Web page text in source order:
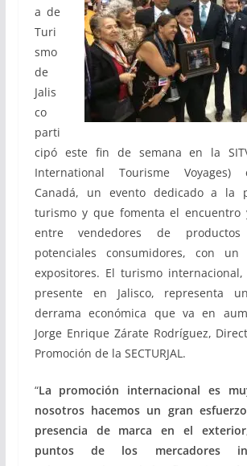
a de
Turi
smo
de
Jalis
co
parti
cipó este fin de semana en la
International Tourisme Voyages)
Canadá, un evento dedicado a la
turismo y que fomenta el encuentro
entre vendedores de
potenciales consumidores, con
expositores. El turismo
presente en Jalisco, representa
derrama económica que va en
Jorge Enrique Zárate Rodríguez,
Promoción de la SECTURJAL.
“La promoción internacional es
nosotros hacemos un gran
presencia de marca en el
puntos de los mercadores